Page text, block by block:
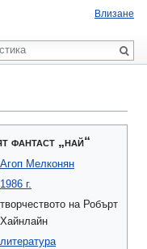
фантаст „най“
Агоп Мелконян
1986 г.
творчеството на Робърт
Хайнлайн
литература
Влизане